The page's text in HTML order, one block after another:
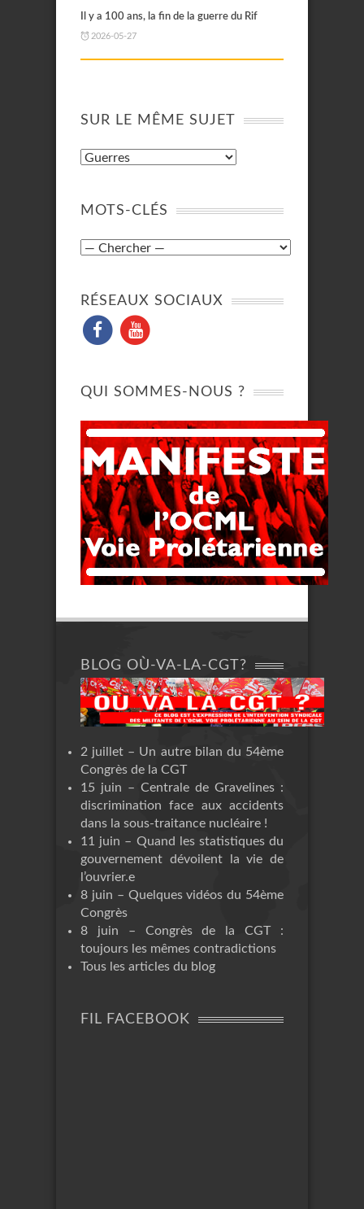
Il y a 100 ans, la fin de la guerre du Rif
2026-05-27
SUR LE MÊME SUJET
MOTS-CLÉS
RÉSEAUX SOCIAUX
QUI SOMMES-NOUS ?
BLOG OÙ-VA-LA-CGT?
2 juillet – Un autre bilan du 54ème
Congrès de la CGT
15 juin – Centrale de Gravelines :
discrimination face aux accidents
dans la sous-traitance nucléaire !
11 juin – Quand les statistiques du
gouvernement dévoilent la vie de
l’ouvrier.e
8 juin – Quelques vidéos du 54ème
Congrès
8 juin – Congrès de la CGT :
toujours les mêmes contradictions
Tous les articles du blog
FIL FACEBOOK